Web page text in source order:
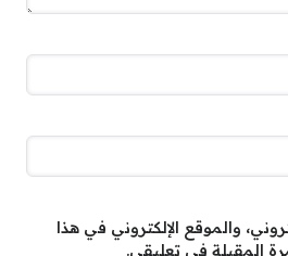
والموقع الإلكتروني في هذا
المقبلة في تعليقي.